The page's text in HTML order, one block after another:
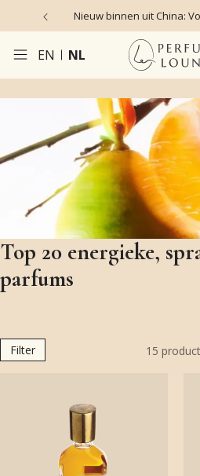
Nieuw binnen uit China:
EN NL
Top 20 energieke,
parfums
Filter 15